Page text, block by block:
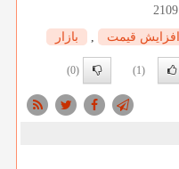
2109
افزایش قیمت بازار
(1)
(0)